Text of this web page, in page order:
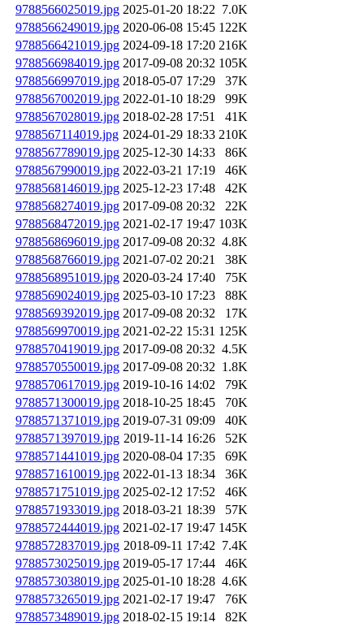
9788566025019.jpg 2025-01-20 18:22 7.0K
9788566249019.jpg 2020-06-08 15:45 122K
9788566421019.jpg 2024-09-18 17:20 216K
9788566984019.jpg 2017-09-08 20:32 105K
9788566997019.jpg 2018-05-07 17:29
37K
9788567002019.jpg 2022-01-10 18:29
99K
9788567028019.jpg 2018-02-28 17:51
41K
9788567114019.jpg 2024-01-29 18:33 210K
9788567789019.jpg 2025-12-30 14:33
86K
9788567990019.jpg 2022-03-21 17:19
46K
9788568146019.jpg 2025-12-23 17:48
42K
9788568274019.jpg 2017-09-08 20:32
22K
9788568472019.jpg 2021-02-17 19:47 103K
9788568696019.jpg 2017-09-08 20:32 4.8K
9788568766019.jpg 2021-07-02 20:21
38K
9788568951019.jpg 2020-03-24 17:40
75K
9788569024019.jpg 2025-03-10 17:23
88K
9788569392019.jpg 2017-09-08 20:32
17K
9788569970019.jpg 2021-02-22 15:31 125K
9788570419019.jpg 2017-09-08 20:32 4.5K
9788570550019.jpg 2017-09-08 20:32 1.8K
9788570617019.jpg 2019-10-16 14:02
79K
9788571300019.jpg 2018-10-25 18:45
70K
9788571371019.jpg 2019-07-31 09:09
40K
9788571397019.jpg 2019-11-14 16:26
52K
9788571441019.jpg 2020-08-04 17:35
69K
9788571610019.jpg 2022-01-13 18:34
36K
9788571751019.jpg 2025-02-12 17:52
46K
9788571933019.jpg 2018-03-21 18:39
57K
9788572444019.jpg 2021-02-17 19:47 145K
9788572837019.jpg 2018-09-11 17:42 7.4K
9788573025019.jpg 2019-05-17 17:44
46K
9788573038019.jpg 2025-01-10 18:28 4.6K
9788573265019.jpg 2021-02-17 19:47
76K
9788573489019.jpg 2018-02-15 19:14
82K